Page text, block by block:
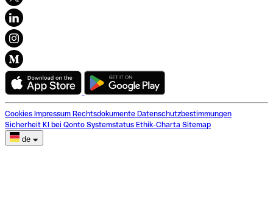
Cookies Impressum Rechtsdokumente Datenschutzbestimmungen
Sicherheit KI bei Qonto Systemstatus Ethik-Charta Sitemap
de